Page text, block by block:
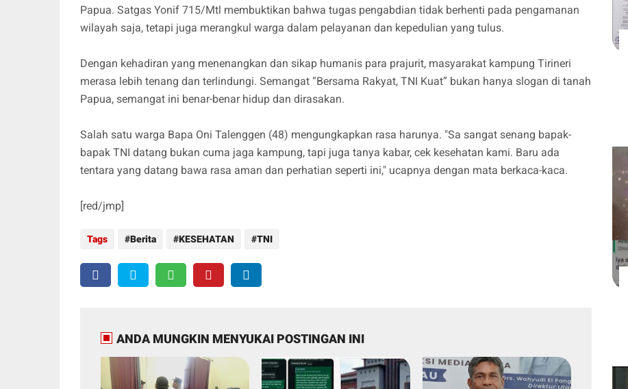
Papua. Satgas Yonif 715/Mtl membuktikan bahwa tugas pengabdian tidak berhenti pada pengamanan
wilayah saja, tetapi juga merangkul warga dalam pelayanan dan kepedulian yang tulus.
Dengan kehadiran yang menenangkan dan sikap humanis para prajurit, masyarakat kampung Tirineri
merasa lebih tenang dan terlindungi. Semangat “Bersama Rakyat, TNI Kuat” bukan hanya slogan di tanah
Papua, semangat ini benar-benar hidup dan dirasakan.
Salah satu warga Bapa Oni Talenggen (48) mengungkapkan rasa harunya. "Sa sangat senang bapak-
bapak TNI datang bukan cuma jaga kampung, tapi juga tanya kabar, cek kesehatan kami. Baru ada
tentara yang datang bawa rasa aman dan perhatian seperti ini," ucapnya dengan mata berkaca-kaca.
[red/jmp]
Tags Berita KESEHATAN TNI
ANDA MUNGKIN MENYUKAI POSTINGAN INI